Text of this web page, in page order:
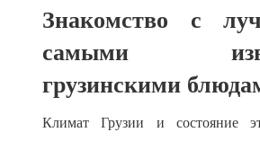
Знакомство с
самыми
грузинскими
Климат Грузии и состояние